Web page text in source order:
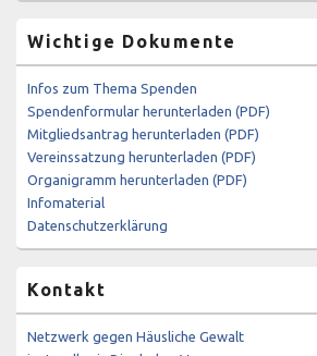
Wichtige Dokumente
Infos zum Thema Spenden
Spendenformular herunterladen (PDF)
Mitgliedsantrag herunterladen (PDF)
Vereinssatzung herunterladen (PDF)
Organigramm herunterladen (PDF)
Infomaterial
Datenschutzerklärung
Kontakt
Netzwerk gegen Häusliche Gewalt